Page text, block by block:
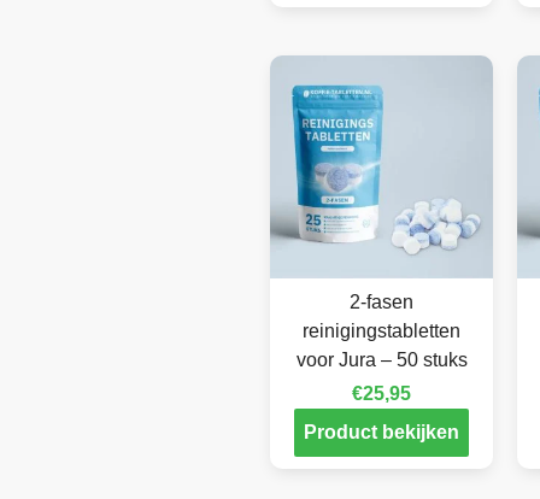
2-fasen
reinigingstabletten
voor Jura – 50 stuks
€25,95
Product bekijken